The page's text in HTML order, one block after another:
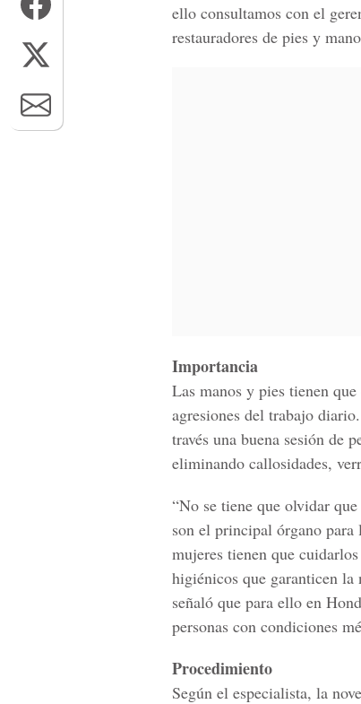
ello consultamos con el
restauradores de pies y
Importancia
Las manos y pies tienen
agresiones del trabajo
través una buena sesión de
eliminando callosidades,
“No se tiene que olvidar
son el principal órgano
mujeres tienen que
higiénicos que garanticen
señaló que para ello en
personas con condiciones
Procedimiento
Según el especialista, la